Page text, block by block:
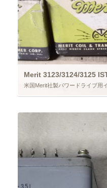
Merit 3123/3124/3125